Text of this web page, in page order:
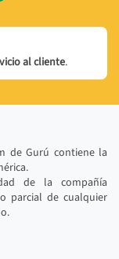
al cliente.
de Gurú contiene la
de la compañía
parcial de cualquier